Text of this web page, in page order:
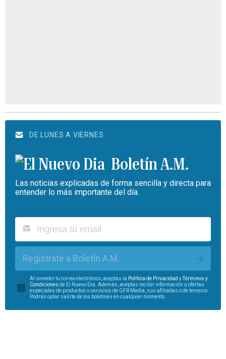
DE LUNES A VIERNES
Boletín A.M.
Las noticias explicadas de forma sencilla y directa para
entender lo más importante del día.
Regístrate a Boletín A.M.
Al someter tu correo electrónico, aceptas la Política de Privacidad y
Términos y
Condiciones de El Nuevo Día. Además, aceptas recibir información u ofertas
especiales de productos o servicios de GFR Media, sus afiliadas o de terceros.
Podrás optar salirte de los boletines en cualquier momento.